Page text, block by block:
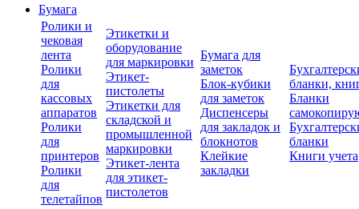
Бумага
Ролики и
чековая
лента
Ролики
для
кассовых
аппаратов
Ролики
для
принтеров
Ролики
для
телетайпов
Этикетки и
оборудование
для маркировки
Этикет-
пистолеты
Этикетки для
складской и
промышленной
маркировки
Этикет-лента
для этикет-
пистолетов
Бумага для
заметок
Блок-кубики
для заметок
Диспенсеры
для закладок и
блокнотов
Клейкие
закладки
бланки,
Бланки
бланки
Книги учета